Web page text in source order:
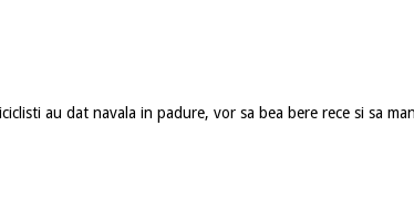
au dat navala in padure, vor sa bea bere rece si sa